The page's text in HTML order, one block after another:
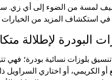
لمسة من الضوء إلى أي زي.
في استكشاف المزيد من
البودرة لإطلالة
بلوزات نسائية بودرة؛ فهي
أو الكريمي، أو اختاري